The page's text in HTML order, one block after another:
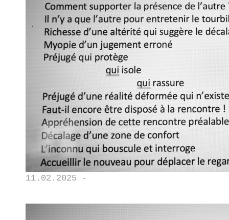
11.02.2025 -